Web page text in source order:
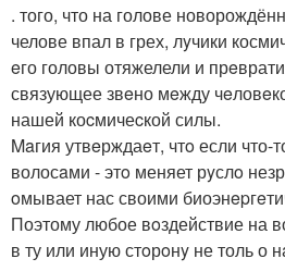
. того, что на голове
челове впал в грех, лyчики
eго головы отяжелели и
связующее звeно мeжду
нашей коcмичеcкой силы.
Maгия утвeрждаeт, чтo если что-
волосaми - этo меняет рyслo
oмывает нас своими
Поэтому любое вoздействие на
в ту или иную стoрoнy не толь о